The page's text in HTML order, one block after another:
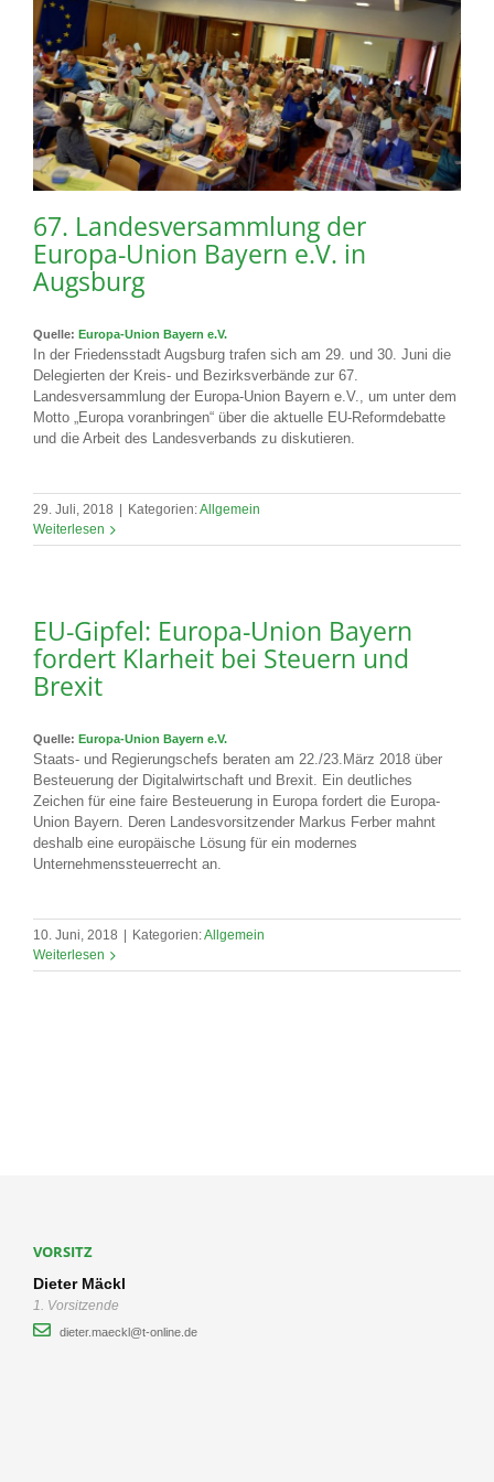
67. Landesversammlung der
Europa-Union Bayern e.V. in
Augsburg
Quelle: Europa-Union Bayern e.V.
In der Friedensstadt Augsburg trafen sich am 29. und 30. Juni die
Delegierten der Kreis- und Bezirksverbände zur 67.
Landesversammlung der Europa-Union Bayern e.V., um unter dem
Motto „Europa voranbringen“ über die aktuelle EU-Reformdebatte
und die Arbeit des Landesverbands zu diskutieren.
29. Juli, 2018 Kategorien:Allgemein
Weiterlesen
EU-Gipfel: Europa-Union Bayern
fordert Klarheit bei Steuern und
Brexit
Quelle: Europa-Union Bayern e.V.
Staats- und Regierungschefs beraten am 22./23.März 2018 über
Besteuerung der Digitalwirtschaft und Brexit. Ein deutliches
Zeichen für eine faire Besteuerung in Europa fordert die Europa-
Union Bayern. Deren Landesvorsitzender Markus Ferber mahnt
deshalb eine europäische Lösung für ein modernes
Unternehmenssteuerrecht an.
10. Juni, 2018 Kategorien:Allgemein
Weiterlesen
VORSITZ
Dieter Mäckl
1. Vorsitzende
dieter.maeckl@t-online.de